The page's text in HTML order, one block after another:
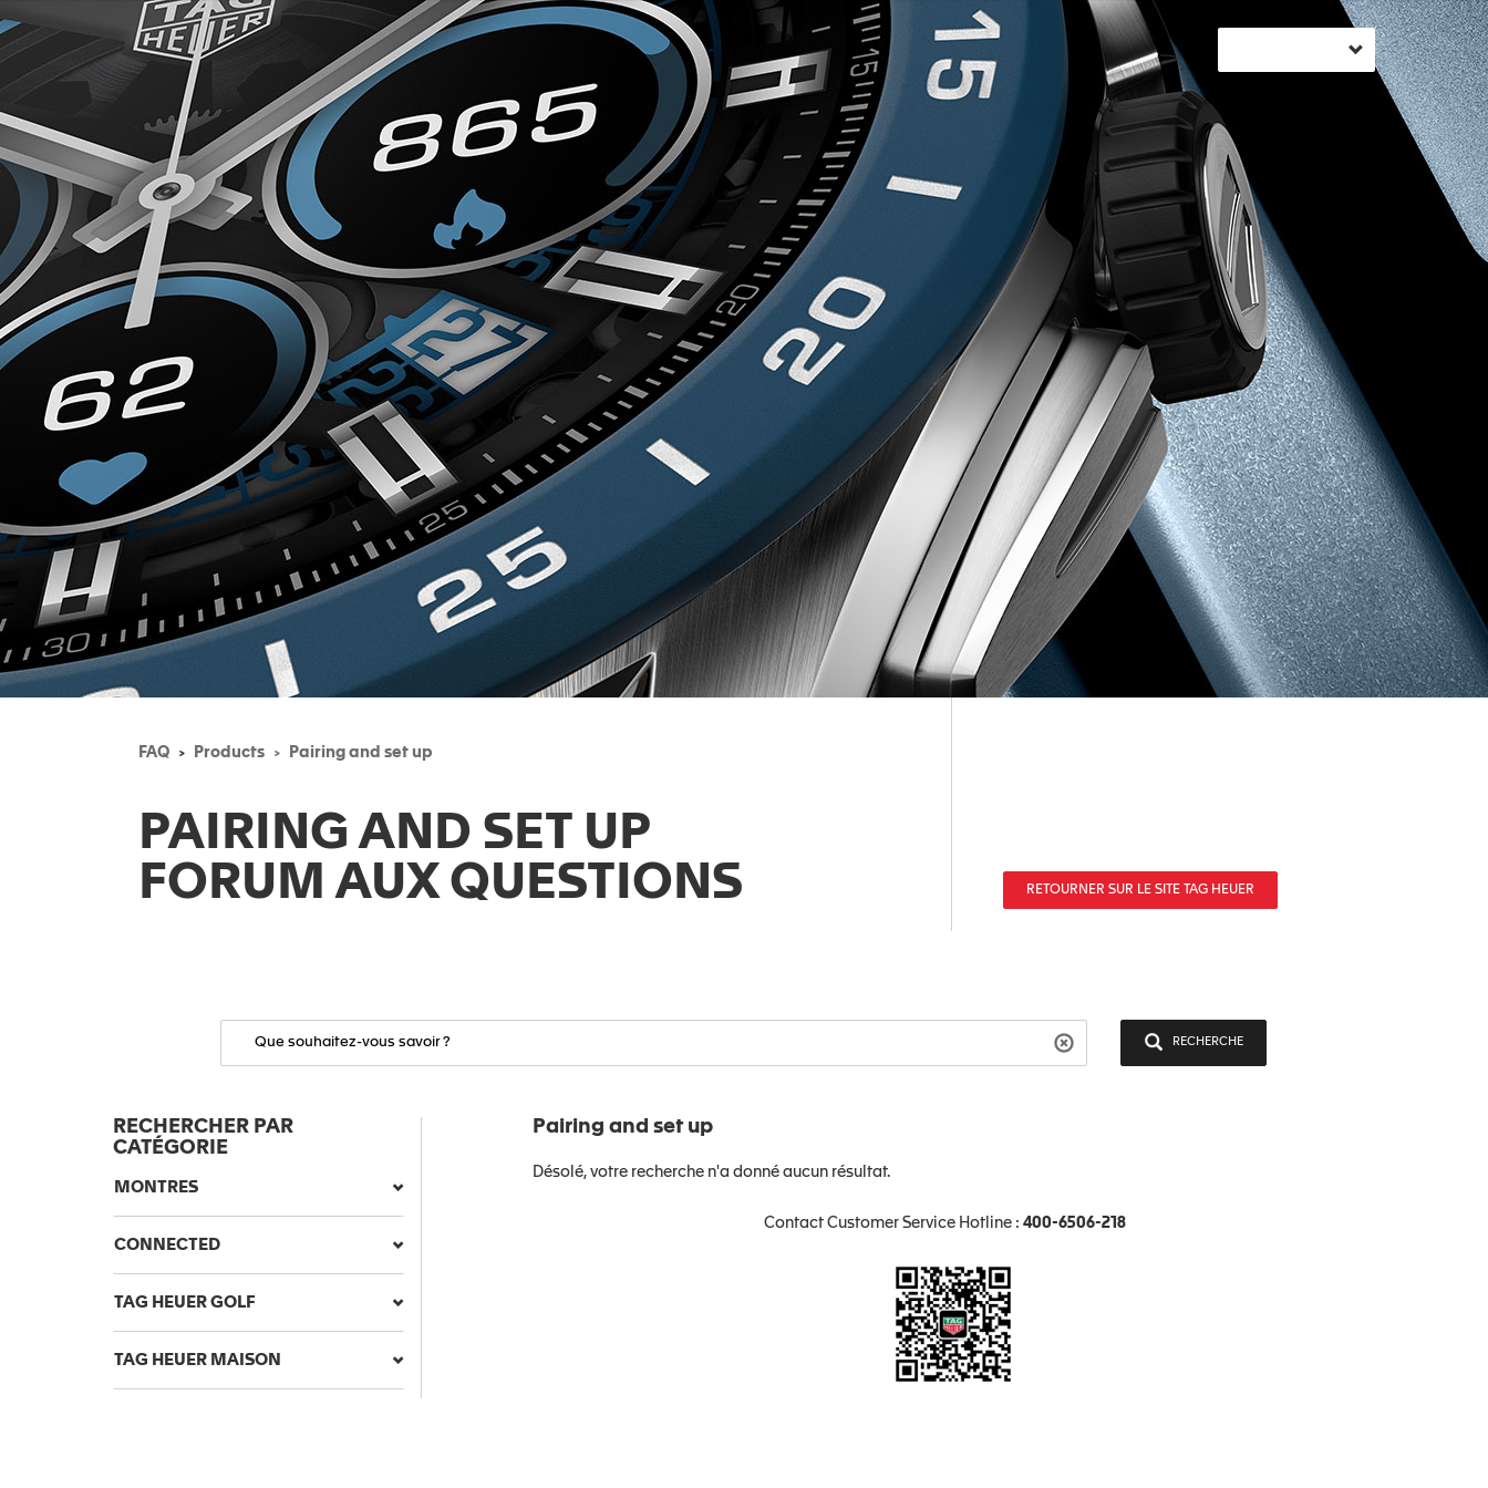
FAQ Products Pairing and set up
PAIRING AND SET UP
FORUM AUX QUESTIONS
RETOURNER SUR LE SITE TAG HEUER
RECHERCHE
RECHERCHER PAR
CATÉGORIE
MONTRES
CONNECTED
TAG HEUER GOLF
TAG HEUER MAISON
Pairing and set up
Désolé, votre recherche n'a donné aucun résultat.
Contact Customer Service Hotline :400-6506-218